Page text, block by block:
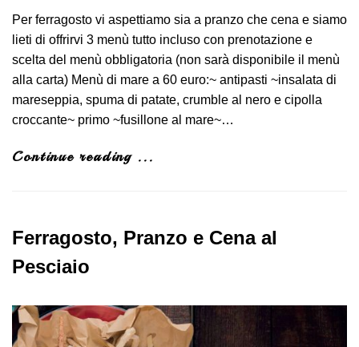
Per ferragosto vi aspettiamo sia a pranzo che cena e siamo
lieti di offrirvi 3 menù tutto incluso con prenotazione e
scelta del menù obbligatoria (non sarà disponibile il menù
alla carta) Menù di mare a 60 euro:~ antipasti ~insalata di
mareseppia, spuma di patate, crumble al nero e cipolla
croccante~ primo ~fusillone al mare~…
Continue reading ...
Ferragosto, Pranzo e Cena al
Pesciaio